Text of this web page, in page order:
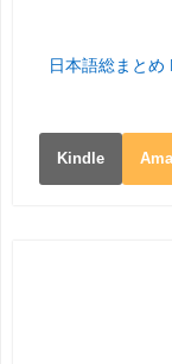
日本語総まと
Kindle